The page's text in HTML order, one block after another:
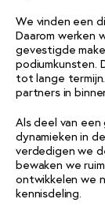
We vinden een
Daarom werken
gevestigde
podiumkunsten.
tot lange
partners in
Als deel van
dynamieken in
verdedigen we
bewaken we
ontwikkelen we
kennisdeling.